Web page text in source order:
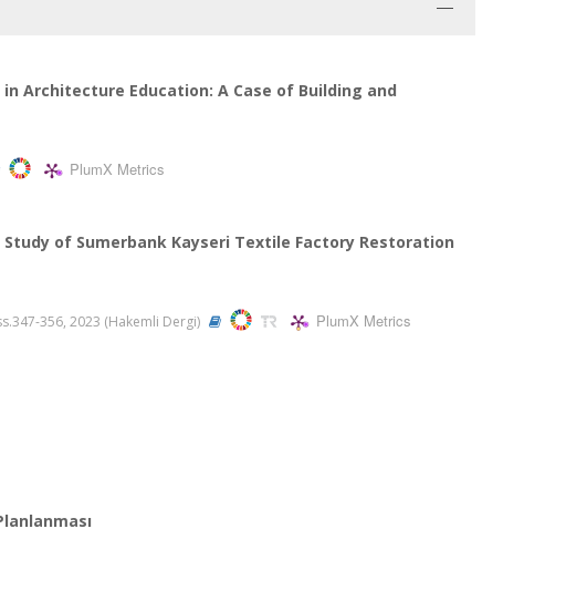
Architecture Education: A Case of Building and
PlumX Metrics
of Sumerbank Kayseri Textile Factory Restoration
ss.347-356, 2023 (Hakemli Dergi)
PlumX Metrics